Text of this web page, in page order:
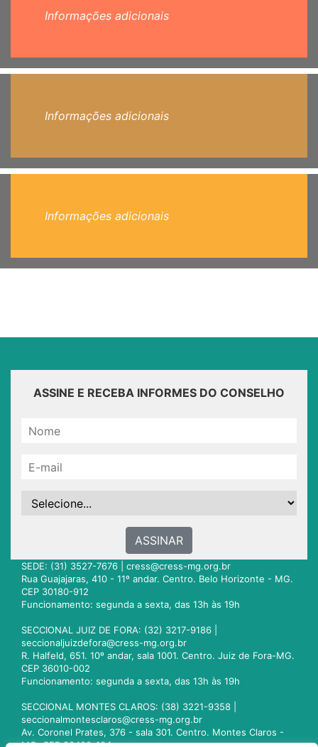
Informações adicionais
Informações adicionais
Informações adicionais
ASSINE E RECEBA INFORMES DO CONSELHO
ASSINAR
SEDE: (31) 3527-7676 | cress@cress-mg.org.br
Rua Guajajaras, 410 - 11º andar. Centro. Belo Horizonte - MG.
CEP 30180-912
Funcionamento: segunda a sexta, das 13h às 19h
SECCIONAL JUIZ DE FORA: (32) 3217-9186 |
seccionaljuizdefora@cress-mg.org.br
R. Halfeld, 651. 10º andar, sala 1001. Centro. Juiz de Fora-MG.
CEP 36010-002
Funcionamento: segunda a sexta, das 13h às 19h
SECCIONAL MONTES CLAROS: (38) 3221-9358 |
seccionalmontesclaros@cress-mg.org.br
Av. Coronel Prates, 376 - sala 301. Centro. Montes Claros -